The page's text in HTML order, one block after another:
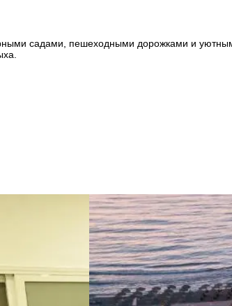
садами, пешеходными дорожками и